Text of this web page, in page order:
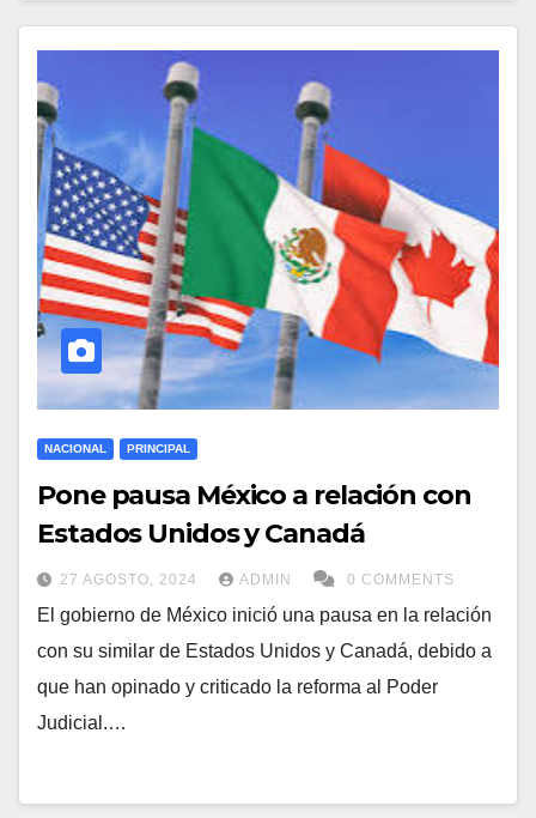
NACIONAL PRINCIPAL
Pone pausa México a relación con
Estados Unidos y Canadá
27 AGOSTO, 2024 ADMIN 0 COMMENTS
El gobierno de México inició una pausa en la relación
con su similar de Estados Unidos y Canadá, debido a
que han opinado y criticado la reforma al Poder
Judicial.…